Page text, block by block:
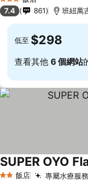
3 星級
7.4 861 班紐萬
低至 $298
查看其他 6 個網站
2 星級飯店 專屬水療服務
SUPER OYO